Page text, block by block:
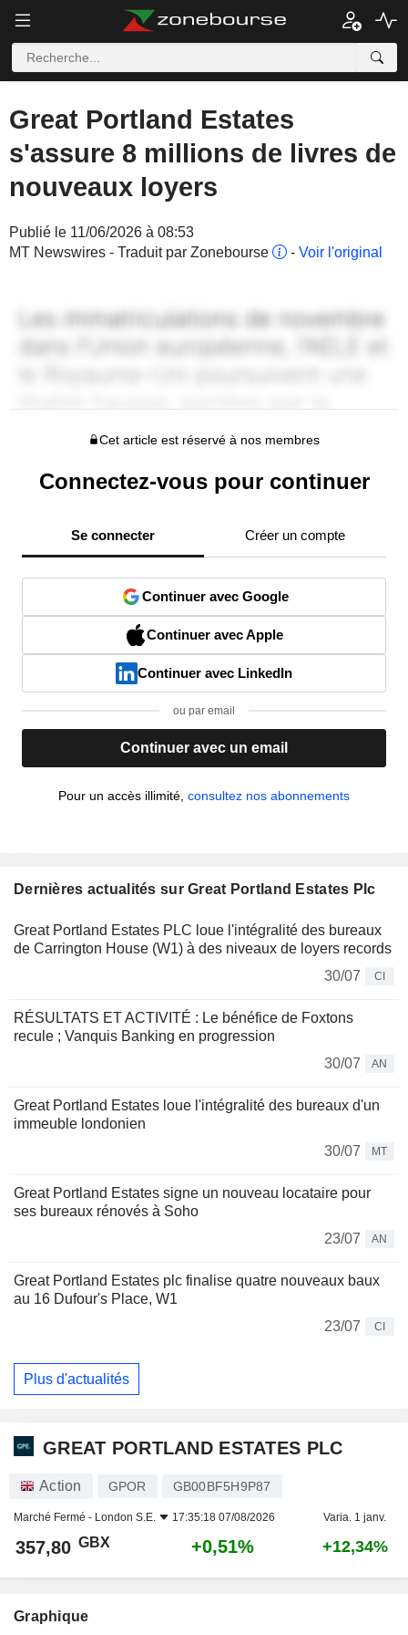
Great Portland Estates
s'assure 8 millions de livres de
nouveaux loyers
Publié le 11/06/2026 à 08:53
MT Newswires - Traduit par Zonebourse
- Voir l'original
Cet article est réservé à nos membres
Connectez-vous pour continuer
Se connecter Créer un compte
Continuer avec Google
Continuer avec Apple
Continuer avec LinkedIn
ou par email
Continuer avec un email
Pour un accès illimité, consultez nos abonnements
Dernières actualités sur Great Portland Estates Plc
Great Portland Estates PLC loue l'intégralité des bureaux
de Carrington House (W1) à des niveaux de loyers records
30/07
CI
RÉSULTATS ET ACTIVITÉ : Le bénéfice de Foxtons
recule ; Vanquis Banking en progression
30/07
AN
Great Portland Estates loue l'intégralité des bureaux d'un
immeuble londonien
30/07
MT
Great Portland Estates signe un nouveau locataire pour
ses bureaux rénovés à Soho
23/07
AN
Great Portland Estates plc finalise quatre nouveaux baux
au 16 Dufour's Place, W1
23/07
CI
Plus d'actualités
GREAT PORTLAND ESTATES PLC
Action GPOR GB00BF5H9P87
Marché Fermé - London S.E. 17:35:18 07/08/2026 Varia. 1 janv.
357,80 GBX +0,51% +12,34%
Graphique